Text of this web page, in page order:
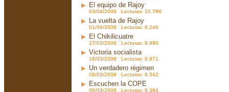
El equipo de Rajoy
03/04/2008 Lecturas: 10.796
La vuelta de Rajoy
01/04/2008 Lecturas: 8.246
El Chikilicuatre
27/03/2008 Lecturas: 9.990
Victoria socialista
16/03/2008 Lecturas: 8.871
Un verdadero régimen
08/03/2008 Lecturas: 8.542
Escuchen la COPE
06/03/2008 Lecturas: 9.394